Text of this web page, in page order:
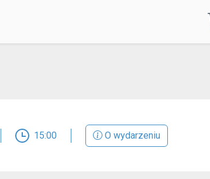
15:00 O wydarzeniu